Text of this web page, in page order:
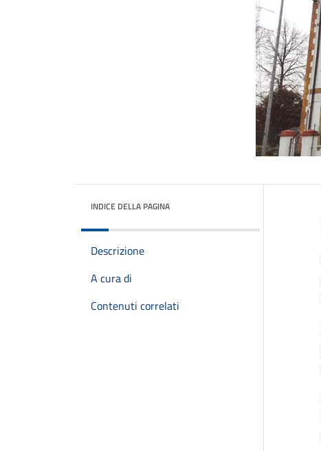
INDICE DELLA PAGINA
Descrizione
A cura di
Contenuti correlati